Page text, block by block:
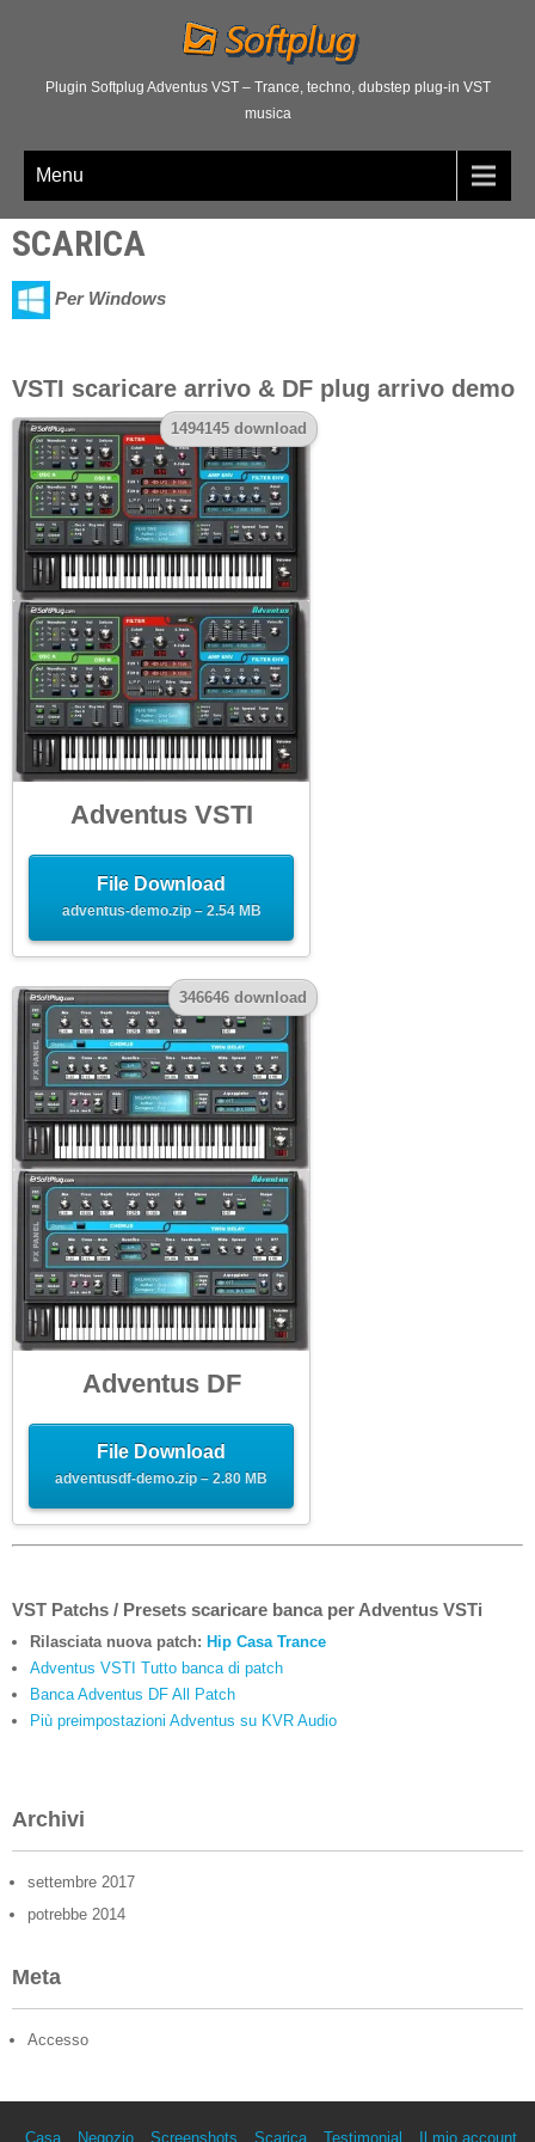
Plugin Softplug Adventus VST – Trance, techno, dubstep plug-in VST
musica
Menu
SCARICA
Per Windows
VSTI scaricare arrivo & DF plug arrivo demo
1494145 download
Adventus VSTI
File Download
adventus-demo.zip – 2.54 MB
346646 download
Adventus DF
File Download
adventusdf-demo.zip – 2.80 MB
VST Patchs / Presets scaricare banca per Adventus VSTi
Rilasciata nuova patch: Hip Casa Trance
Adventus VSTI Tutto banca di patch
Banca Adventus DF All Patch
Più preimpostazioni Adventus su KVR Audio
Archivi
settembre 2017
potrebbe 2014
Meta
Accesso
Casa Negozio Screenshots Scarica Testimonial Il mio account